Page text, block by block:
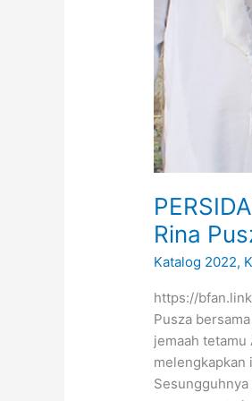
t
a
d
F
a
h
o
l
o
z
i
Rina
Katalog 2022,
https://
Pusza
jemaah tetamu
melengkapkan